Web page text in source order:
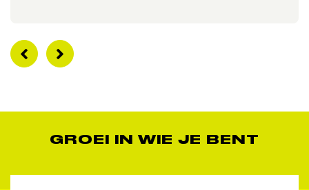
GROEI IN WIE JE BENT